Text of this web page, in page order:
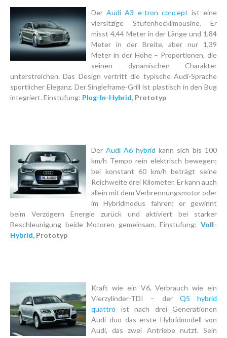
DerAudi A3 e-tron concept ist eine
viersitzige Stufenhecklimousine. Er
misst 4,44 Meter in der Länge und 1,84
Meter in der Breite, aber nur 1,39
Meter in der Höhe – Proportionen, die
seinen dynamischen Charakter
unterstreichen. Das Design vertritt die typische Audi-Sprache
sportlicher Eleganz. Der Singleframe-Grill ist plastisch in den Bug
integriert. Einstufung: Plug-In-Hybrid, Prototyp
Der Audi A6 hybrid kann sich bis 100
km/h Tempo rein elektrisch bewegen;
bei konstant 60 km/h beträgt seine
Reichweite drei Kilometer. Er kann auch
allein mit dem Verbrennungsmotor oder
im Hybridmodus fahren; er gewinnt
beim Verzögern Energie zurück und aktiviert bei starker
Beschleunigung beide Motoren gemeinsam. Einstufung: Voll-
Hybrid, Prototyp
Kraft wie ein V6, Verbrauch wie ein
Vierzylinder-TDI – der Q5 hybrid
quattro ist nach drei Generationen
Audi duo das erste Hybridmodell von
Audi, das zwei Antriebe nutzt. Sein